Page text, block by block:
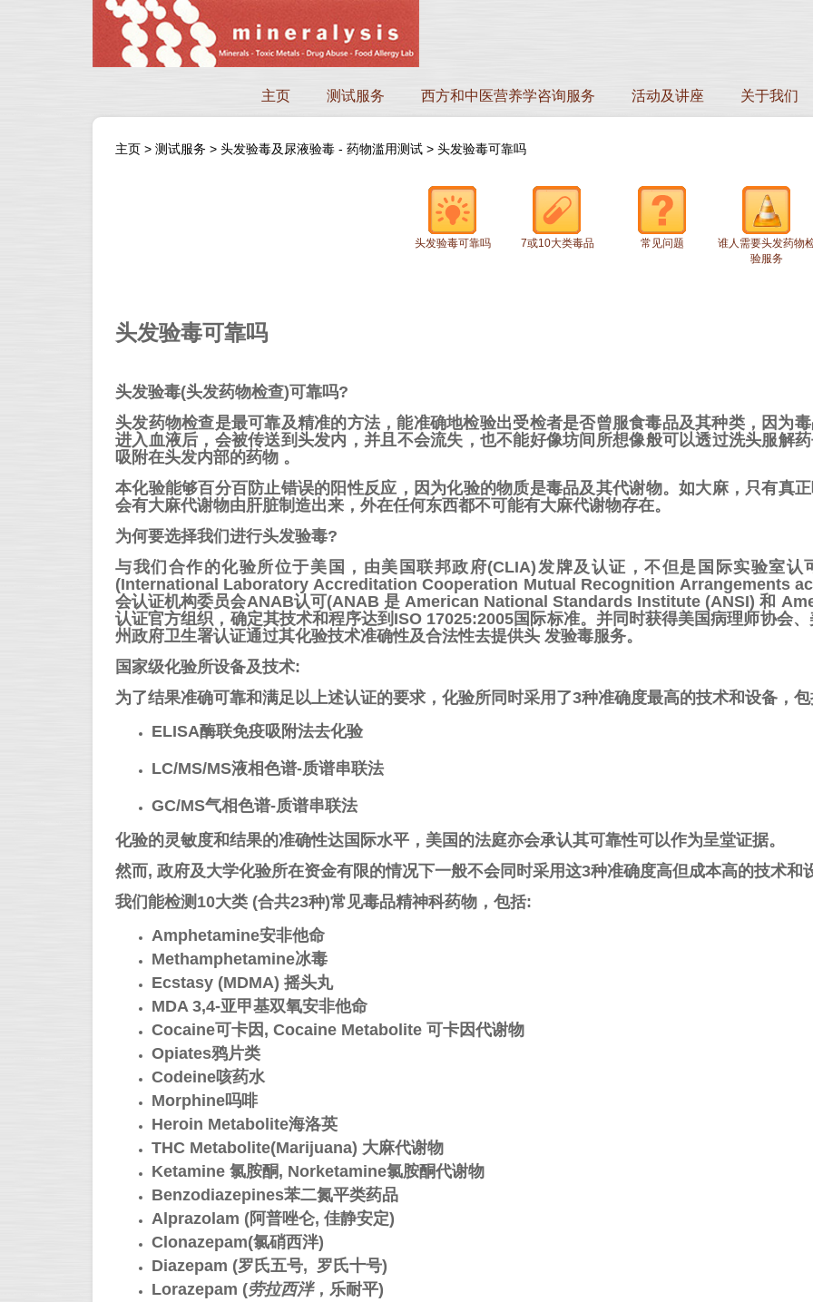
主页 测试服务 西方和中医营养学咨询服务 活动及讲座 关于我们
主页 > 测试服务 > 头发验毒及尿液验毒 - 药物滥用测试 > 头发验毒可靠吗
头发验毒可靠吗 7或10大类毒品 常见问题
谁人需要头发药物
验服务
头发验毒可靠吗
头发验毒(头发药物检查)可靠吗?
头发药物检查是最可靠及精准的方法，能准确地检验出受检者是否曾服食毒品及其种类，因为
进入血液后，会被传送到头发内，并且不会流失，也不能好像坊间所想像般可以透过洗头服解
吸附在头发内部的药物 。
本化验能够百分百防止错误的阳性反应，因为化验的物质是毒品及其代谢物。如大麻，只有真
会有大麻代谢物由肝脏制造出来，外在任何东西都不可能有大麻代谢物存在。
为何要选择我们进行头发验毒?
与我们合作的化验所位于美国，由美国联邦政府(CLIA)发牌及认证，不但是国际实验室
(International Laboratory Accreditation Cooperation Mutual Recognition Arrangements
会认证机构委员会ANAB认可(ANAB 是 American National Standards Institute (ANSI) 和
认证官方组织，确定其技术和程序达到ISO 17025:2005国际标准。并同时获得美国病理师协会
州政府卫生署认证通过其化验技术准确性及合法性去提供头 发验毒服务。
国家级化验所设备及技术:
为了结果准确可靠和满足以上述认证的要求，化验所同时采用了3种准确度最高的技术和设备，
ELISA酶联免疫吸附法去化验
LC/MS/MS液相色谱-质谱串联法
GC/MS气相色谱-质谱串联法
化验的灵敏度和结果的准确性达国际水平，美国的法庭亦会承认其可靠性可以作为呈堂证据。
然而, 政府及大学化验所在资金有限的情况下一般不会同时采用这3种准确度高但成本高的技术和
我们能检测10大类 (合共23种)常见毒品精神科药物，包括:
Amphetamine安非他命
Methamphetamine冰毒
Ecstasy (MDMA) 摇头丸
MDA 3,4-亚甲基双氧安非他命
Cocaine可卡因, Cocaine Metabolite 可卡因代谢物
Opiates鸦片类
Codeine咳药水
Morphine吗啡
Heroin Metabolite海洛英
THC Metabolite(Marijuana) 大麻代谢物
Ketamine 氯胺酮, Norketamine氯胺酮代谢物
Benzodiazepines苯二氮平类药品
Alprazolam (阿普唑仑, 佳静安定)
Clonazepam(氯硝西泮)
Diazepam (罗氏五号, 罗氏十号)
Lorazepam (劳拉西泮，乐耐平)